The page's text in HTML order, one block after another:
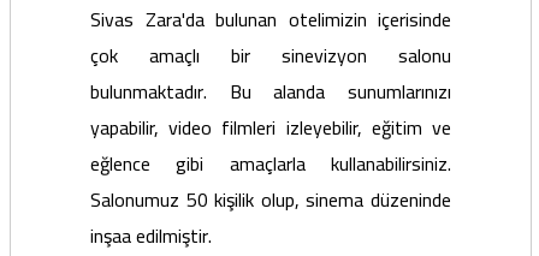
Sivas Zara'da bulunan otelimizin içerisinde
çok amaçlı bir sinevizyon salonu
bulunmaktadır. Bu alanda sunumlarınızı
yapabilir, video filmleri izleyebilir, eğitim ve
eğlence gibi amaçlarla kullanabilirsiniz.
Salonumuz 50 kişilik olup, sinema düzeninde
inşaa edilmiştir.